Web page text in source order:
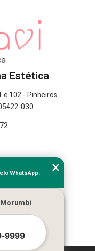
Estética
e 102 - Pinheiros
030
WhatsApp.